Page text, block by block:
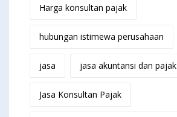
Harga konsultan pajak
hubungan istimewa perusahaan
jasa jasa akuntansi dan pajak
Jasa Konsultan Pajak